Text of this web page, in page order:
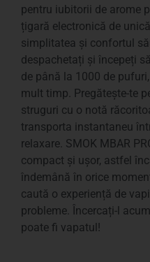
pentru iubitorii de arome
țigară electronică de
simplitatea și confortul
despachetați și începeți
de până la 1000 de
mult timp. Pregătește-te
struguri cu o notă
transporta instantaneu
relaxare. SMOK MBAR
compact și ușor, astfel
îndemână în orice
caută o experiență de
probleme. Încercați-l
poate fi vapatul!